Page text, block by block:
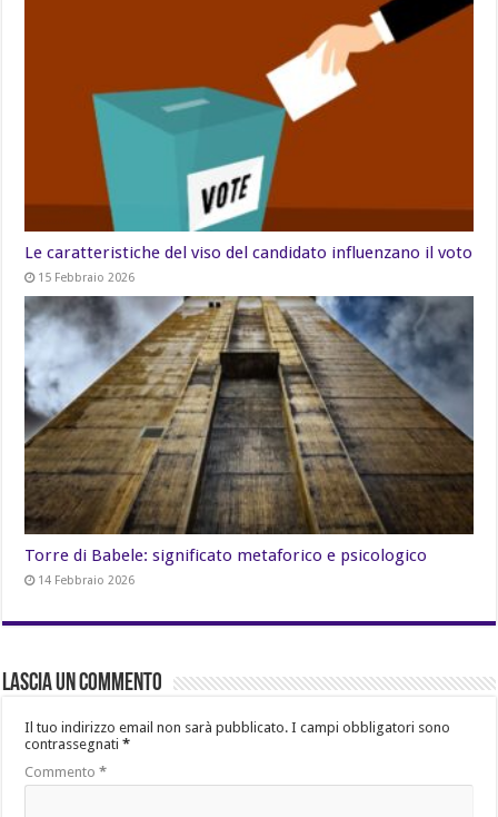
Le caratteristiche del viso del candidato influenzano il voto
15 Febbraio 2026
Torre di Babele: significato metaforico e psicologico
14 Febbraio 2026
Lascia un commento
Il tuo indirizzo email non sarà pubblicato. I campi obbligatori sono
contrassegnati*
Commento*